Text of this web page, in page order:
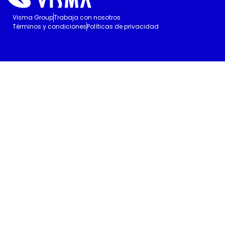
Visma GroupTrabaja con nosotros
Términos y condicionesPolíticas de privacidad